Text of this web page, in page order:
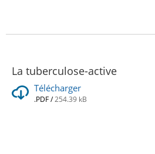
La tuberculose-active
Télécharger
.PDF/254.39 kB